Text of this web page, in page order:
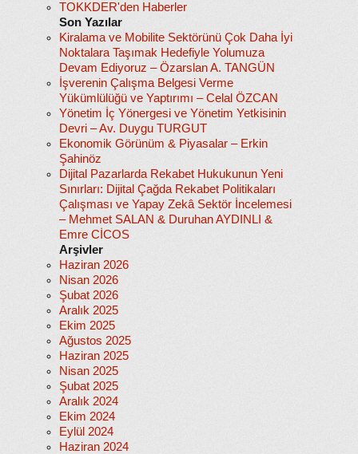
TOKKDER'den Haberler
Son Yazılar
Kiralama ve Mobilite Sektörünü Çok Daha İyi
Noktalara Taşımak Hedefiyle Yolumuza
Devam Ediyoruz – Özarslan A. TANGÜN
İşverenin Çalışma Belgesi Verme
Yükümlülüğü ve Yaptırımı – Celal ÖZCAN
Yönetim İç Yönergesi ve Yönetim Yetkisinin
Devri – Av. Duygu TURGUT
Ekonomik Görünüm & Piyasalar – Erkin
Şahinöz
Dijital Pazarlarda Rekabet Hukukunun Yeni
Sınırları: Dijital Çağda Rekabet Politikaları
Çalışması ve Yapay Zekâ Sektör İncelemesi
– Mehmet SALAN & Duruhan AYDINLI &
Emre CİCOS
Arşivler
Haziran 2026
Nisan 2026
Şubat 2026
Aralık 2025
Ekim 2025
Ağustos 2025
Haziran 2025
Nisan 2025
Şubat 2025
Aralık 2024
Ekim 2024
Eylül 2024
Haziran 2024